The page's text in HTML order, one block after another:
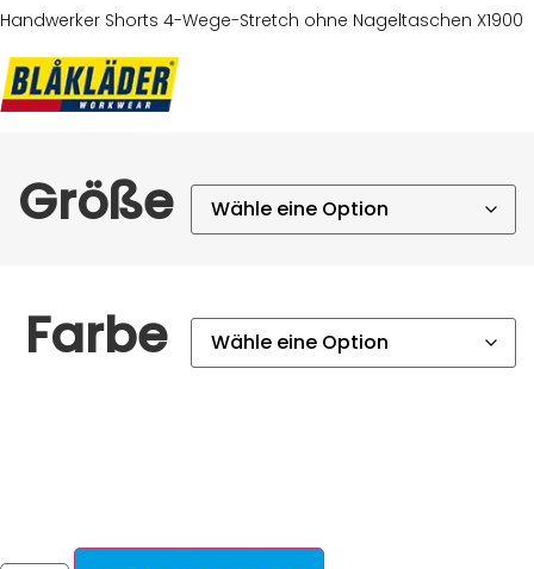
Handwerker Shorts 4-Wege-Stretch ohne Nageltaschen X1900
Größe
Farbe